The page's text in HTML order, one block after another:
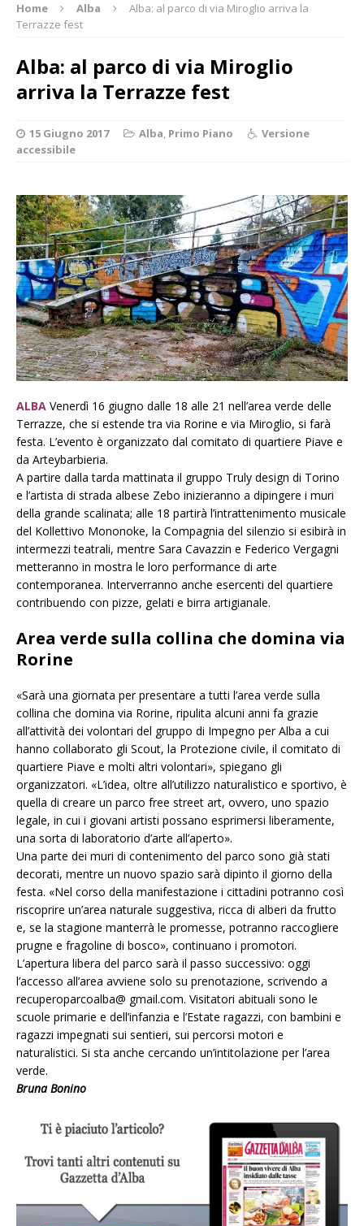
Home Alba
Alba: al parco di via Miroglio arriva la
Terrazze fest
Alba: al parco di via Miroglio
arriva la Terrazze fest
15 Giugno 2017 Alba, Primo Piano
Versione
accessibile
ALBA Venerdì 16 giugno dalle 18 alle 21 nell’area verde delle
Terrazze, che si estende tra via Rorine e via Miroglio, si farà
festa. L’evento è organizzato dal comitato di quartiere Piave e
da Arteybarbieria.
A partire dalla tarda mattinata il gruppo Truly design di Torino
e l’artista di strada albese Zebo inizieranno a dipingere i muri
della grande scalinata; alle 18 partirà l’intrattenimento musicale
del Kollettivo Mononoke, la Compagnia del silenzio si esibirà in
intermezzi teatrali, mentre Sara Cavazzin e Federico Vergagni
metteranno in mostra le loro performance di arte
contemporanea. Interverranno anche esercenti del quartiere
contribuendo con pizze, gelati e birra artigianale.
Area verde sulla collina che domina via
Rorine
«Sarà una giornata per presentare a tutti l’area verde sulla
collina che domina via Rorine, ripulita alcuni anni fa grazie
all’attività dei volontari del gruppo di Impegno per Alba a cui
hanno collaborato gli Scout, la Protezione civile, il comitato di
quartiere Piave e molti altri volontari», spiegano gli
organizzatori. «L’idea, oltre all’utilizzo naturalistico e sportivo, è
quella di creare un parco free street art, ovvero, uno spazio
legale, in cui i giovani artisti possano esprimersi liberamente,
una sorta di laboratorio d’arte all’aperto».
Una parte dei muri di contenimento del parco sono già stati
decorati, mentre un nuovo spazio sarà dipinto il giorno della
festa. «Nel corso della manifestazione i cittadini potranno così
riscoprire un’area naturale suggestiva, ricca di alberi da frutto
e, se la stagione manterrà le promesse, potranno raccogliere
prugne e fragoline di bosco», continuano i promotori.
L’apertura libera del parco sarà il passo successivo: oggi
l’accesso all’area avviene solo su prenotazione, scrivendo a
recuperoparcoalba@ gmail.com. Visitatori abituali sono le
scuole primarie e dell’infanzia e l’Estate ragazzi, con bambini e
ragazzi impegnati sui sentieri, sui percorsi motori e
naturalistici. Si sta anche cercando un’intitolazione per l’area
verde.
Bruna Bonino